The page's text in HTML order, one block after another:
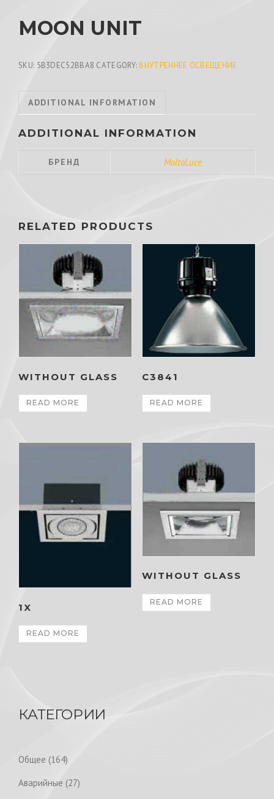
MOON UNIT
SKU: 5B3DEC52BBA8 CATEGORY:ВНУТРЕННЕЕ ОСВЕЩЕНИЕ
ADDITIONAL INFORMATION
ADDITIONAL INFORMATION
БРЕНД MoltoLuce
RELATED PRODUCTS
WITHOUT GLASS
READ MORE
C3841
READ MORE
1X
READ MORE
WITHOUT GLASS
READ MORE
КАТЕГОРИИ
Общее 1641
4
Аварийные 272